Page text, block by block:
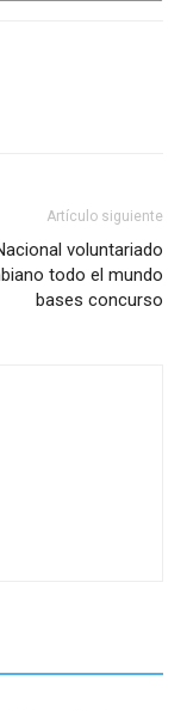
Artículo siguiente
voluntariado
todo el mundo
bases concurso